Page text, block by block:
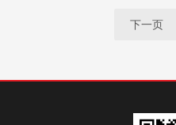
下一页